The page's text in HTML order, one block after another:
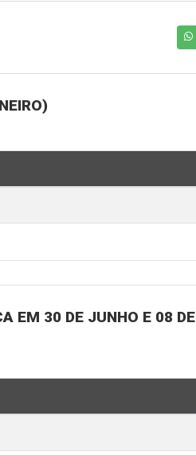
EM 30 DE JUNHO E 08 DE